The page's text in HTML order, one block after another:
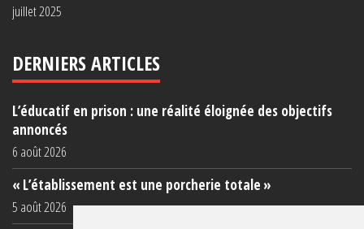
juillet 2025
DERNIERS ARTICLES
L’éducatif en prison : une réalité éloignée des objectifs
annoncés
6 août 2026
« L’établissement est une porcherie totale »
5 août 2026